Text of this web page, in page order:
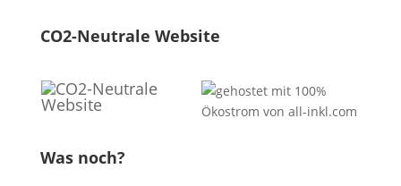
CO2-Neutrale Website
Was noch?